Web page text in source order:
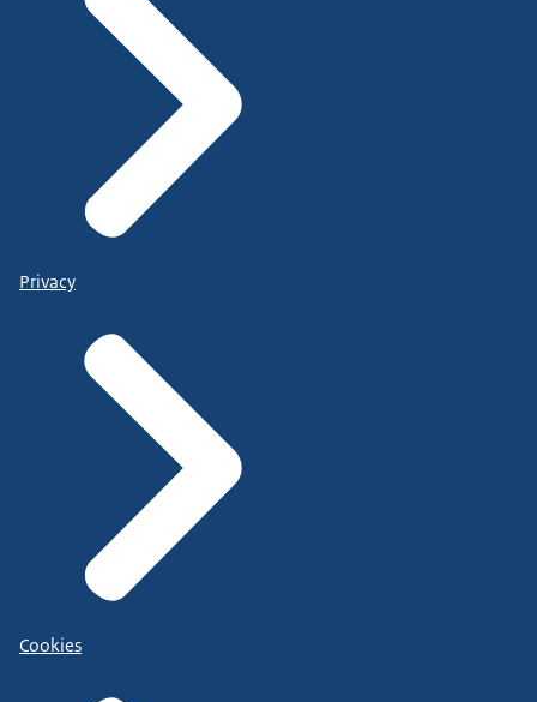
Privacy
Cookies